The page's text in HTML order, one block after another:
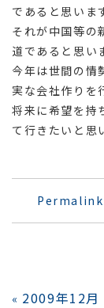
であると思いま
それが中国等の
道であると思い
今年は世間の情
実な会社作りを
将来に希望を持
て行きたいと思
Permalink
« 2009年12月